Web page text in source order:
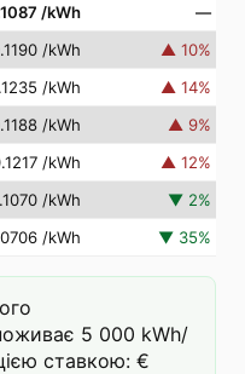
/kWh
—
/kWh ▲ 10%
/kWh ▲ 14%
/kWh ▲ 9%
/kWh ▲ 12%
/kWh ▼ 2%
/kWh ▼ 35%
5 000 kWh/
ставкою: €